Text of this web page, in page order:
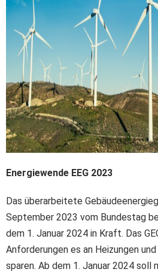
Energiewende EEG 2023
Das überarbeitete
September 2023 vom Bundestag
dem 1. Januar 2024 in Kraft. Das
Anforderungen es an Heizungen
sparen. Ab dem 1. Januar 2024 soll